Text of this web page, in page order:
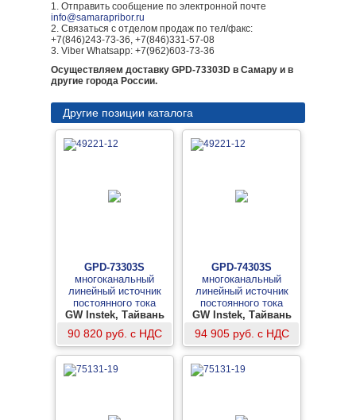
1. Отправить сообщение по электронной почте
info@samarapribor.ru
2. Связаться с отделом продаж по тел/факс:
+7(846)243-73-36, +7(846)331-57-08
3. Viber Whatsapp: +7(962)603-73-36
Осуществляем доставку GPD-73303D в Самару и в
другие города России.
Другие позиции каталога
GPD-73303S
многоканальный
линейный источник
постоянного тока
GW Instek, Тайвань
90 820 руб. с НДС
GPD-74303S
многоканальный
линейный источник
постоянного тока
GW Instek, Тайвань
94 905 руб. с НДС